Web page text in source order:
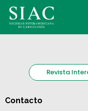
Revista
Contacto